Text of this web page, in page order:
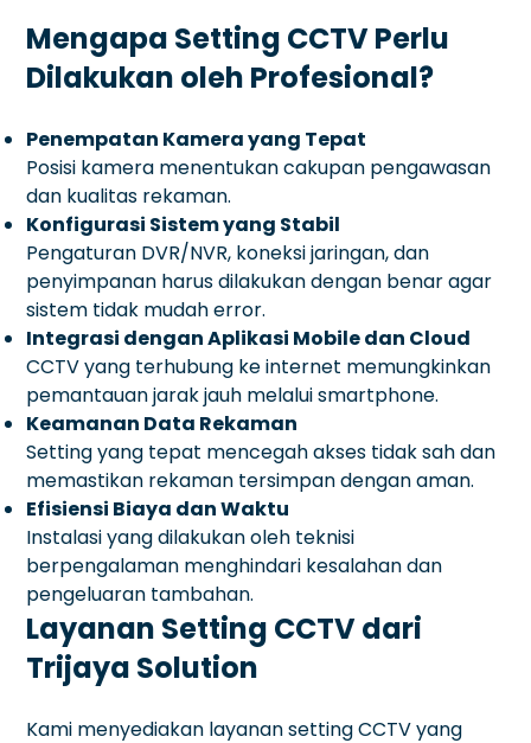
Mengapa Setting CCTV Perlu
Dilakukan oleh Profesional?
Penempatan Kamera yang Tepat
Posisi kamera menentukan cakupan pengawasan
dan kualitas rekaman.
Konfigurasi Sistem yang Stabil
Pengaturan DVR/NVR, koneksi jaringan, dan
penyimpanan harus dilakukan dengan benar agar
sistem tidak mudah error.
Integrasi dengan Aplikasi Mobile dan Cloud
CCTV yang terhubung ke internet memungkinkan
pemantauan jarak jauh melalui smartphone.
Keamanan Data Rekaman
Setting yang tepat mencegah akses tidak sah dan
memastikan rekaman tersimpan dengan aman.
Efisiensi Biaya dan Waktu
Instalasi yang dilakukan oleh teknisi
berpengalaman menghindari kesalahan dan
pengeluaran tambahan.
Layanan Setting CCTV dari
Trijaya Solution
Kami menyediakan layanan setting CCTV yang